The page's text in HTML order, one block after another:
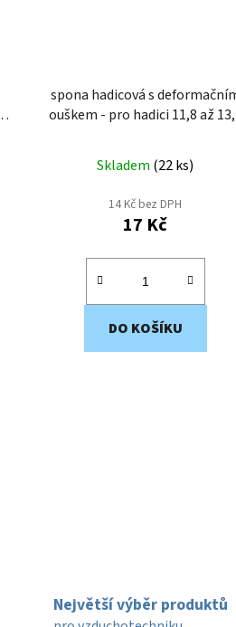
spona hadicová s
ouškem - pro hadici 11,8 až 13,8
Skladem (22 ks)
14 Kč bez DPH
17 Kč
DO KOŠÍKU
Největší výběr produktů